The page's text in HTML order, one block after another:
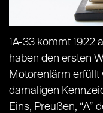
1A-33 kommt 1922
haben den ersten
Motorenlärm erfüllt
damaligen
Eins, Preußen, “A”